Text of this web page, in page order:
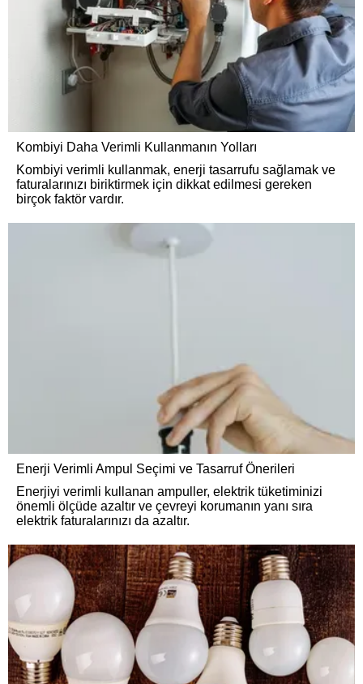
Kombiyi Daha Verimli Kullanmanın Yolları
Kombiyi verimli kullanmak, enerji tasarrufu sağlamak ve
faturalarınızı biriktirmek için dikkat edilmesi gereken
birçok faktör vardır.
Enerji Verimli Ampul Seçimi ve Tasarruf Önerileri
Enerjiyi verimli kullanan ampuller, elektrik tüketiminizi
önemli ölçüde azaltır ve çevreyi korumanın yanı sıra
elektrik faturalarınızı da azaltır.